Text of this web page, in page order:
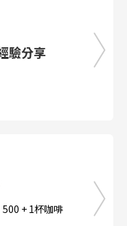
驗分享
500 + 1杯咖啡